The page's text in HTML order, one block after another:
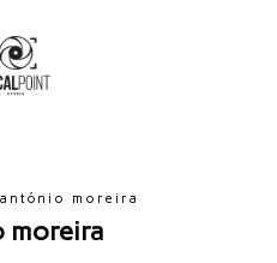
moreira
moreira